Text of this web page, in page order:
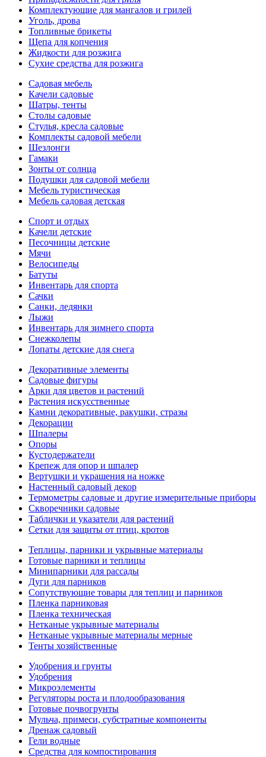
Комплектующие для мангалов и грилей
Уголь, дрова
Топливные брикеты
Щепа для копчения
Жидкости для розжига
Сухие средства для розжига
Садовая мебель
Качели садовые
Шатры, тенты
Столы садовые
Стулья, кресла садовые
Комплекты садовой мебели
Шезлонги
Гамаки
Зонты от солнца
Подушки для садовой мебели
Мебель туристическая
Мебель садовая детская
Спорт и отдых
Качели детские
Песочницы детские
Мячи
Велосипеды
Батуты
Инвентарь для спорта
Сачки
Санки, ледянки
Лыжи
Инвентарь для зимнего спорта
Снежколепы
Лопаты детские для снега
Декоративные элементы
Садовые фигуры
Арки для цветов и растений
Растения искусственные
Камни декоративные, ракушки, стразы
Декорации
Шпалеры
Опоры
Кустодержатели
Крепеж для опор и шпалер
Вертушки и украшения на ножке
Настенный садовый декор
Термометры садовые и другие измерительные приборы
Скворечники садовые
Таблички и указатели для растений
Сетки для защиты от птиц, кротов
Теплицы, парники и укрывные материалы
Готовые парники и теплицы
Минипарники для рассады
Дуги для парников
Сопутствующие товары для теплиц и парников
Пленка парниковая
Пленка техническая
Нетканые укрывные материалы
Нетканые укрывные материалы мерные
Тенты хозяйственные
Удобрения и грунты
Удобрения
Микроэлементы
Регуляторы роста и плодообразования
Готовые почвогрунты
Мульча, примеси, субстратные компоненты
Дренаж садовый
Гели водные
Средства для компостирования